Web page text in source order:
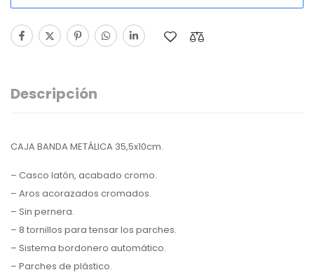
Descripción
CAJA BANDA METÁLICA 35,5x10cm.
– Casco latón, acabado cromo.
– Aros acorazados cromados.
– Sin pernera.
– 8 tornillos para tensar los parches.
– Sistema bordonero automático.
– Parches de plástico.